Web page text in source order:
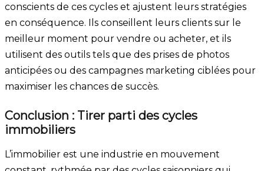
conscients de ces cycles et ajustent leurs stratégies
en conséquence. Ils conseillent leurs clients sur le
meilleur moment pour vendre ou acheter, et ils
utilisent des outils tels que des prises de photos
anticipées ou des campagnes marketing ciblées pour
maximiser les chances de succès.
Conclusion : Tirer parti des cycles
immobiliers
L’immobilier est une industrie en mouvement